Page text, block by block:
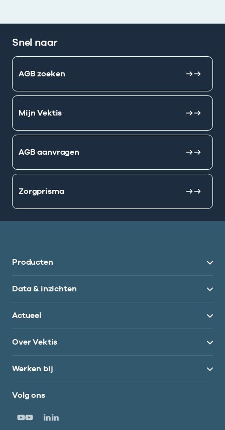
Snel naar
AGB zoeken
Mijn Vektis
AGB aanvragen
Zorgprisma
Producten
Data & inzichten
Actueel
Over Vektis
Werken bij
Volg ons